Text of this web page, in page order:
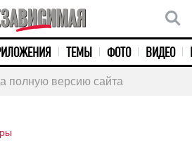
ТЕМЫ ФОТО ВИДЕО
полную версию сайта